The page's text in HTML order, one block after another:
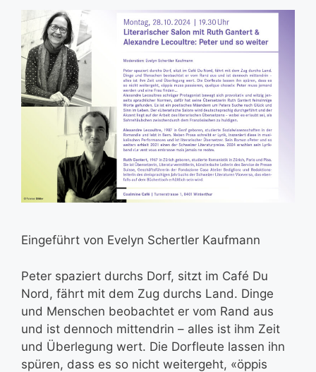
Eingeführt von Evelyn Schertler Kaufmann
Peter spaziert durchs Dorf, sitzt im Café Du
Nord, fährt mit dem Zug durchs Land. Dinge
und Menschen beobachtet er vom Rand aus
und ist dennoch mittendrin – alles ist ihm Zeit
und Überlegung wert. Die Dorfleute lassen ihn
spüren, dass es so nicht weitergeht, «öppis